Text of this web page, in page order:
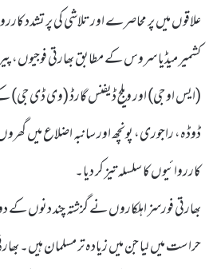
علاقوں میں پر محاصرے اور تلاشی کی پر تشدد
کشمیر میڈیا سروس کے مطابق بھارتی فوجیوں،
(ایس او جی) اور ویلج ڈیفنس گارڈ (وی ڈی جی)
ڈوڈہ، راجوری، پونچھ اور سانبہ اضلاع میں
کارروائیوں کا سلسلہ تیز کر دیا۔
حراست میں لیا جن میں زیادہ تر مسلمان ہیں۔